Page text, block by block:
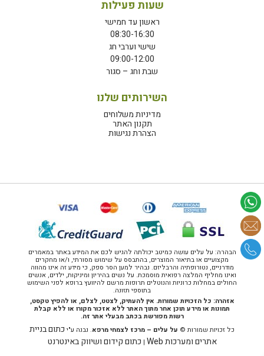
שעות פעילות
ראשון עד חמישי
08:30-16:30
שישי וערבי חג
09:00-12:00
שבת וחג – סגור
השירותים שלנו
מדיניות משלוחים
תקנון האתר
הצהרת נגישות
הבהרה: על עלים עושה כמיטב יכולתה להגיש לכם את המידע באתר במאמרים
מקצועיים או בתיאור המוצרים, בהתבסס על שימוש מסורתי, ו/או מחקרים
מודרניים, נטורופתיה והרבליזם. נבהיר למען הסר ספק, כי מידע זה אינו מהווה
ואינו מחליף המלצה רפואית מוסמכת. על נשים בהיריון ומיניקות, ילדים, אנשים
החולים במחלות כרוניות והנוטלים תרופות מרשם להיוועץ ברופא לפני השימוש
בתוספי תזונה.
אזהרה: כל הזכויות שמורות. אין להעתיק, לצטט, לצלם, או להפיץ טקסט,
תמונות או מידע תוכן אחר מתוך האתר ללא אזכור מקורו או ללא קבלת
רשות מפורשת בכתב מבעלי אתר זה.
כל זכויות שמורות © על עלים – מרכז לצמחי מרפא. נבנה ע"יכתום בניית
אתרים ומערכות Web
| כתום קידום ושיווק באינטרנט